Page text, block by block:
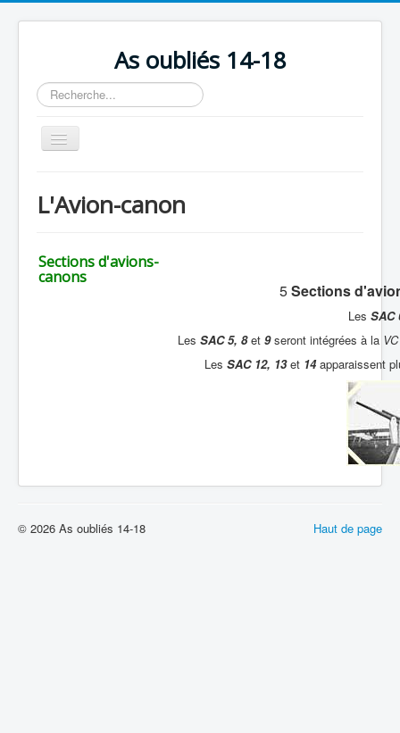
As oubliés 14-18
Rechercher
Basculer
la
Chronologie
Organisation
Cahiers des As
L'Avion-canon
Sections d'avions-
canons
5Sections
Les SAC
Les SAC 5, 8et 9seront intégrées à la
Les SAC 12, 13et 14apparaissent
Haut de page
© 2026 As oubliés 14-18